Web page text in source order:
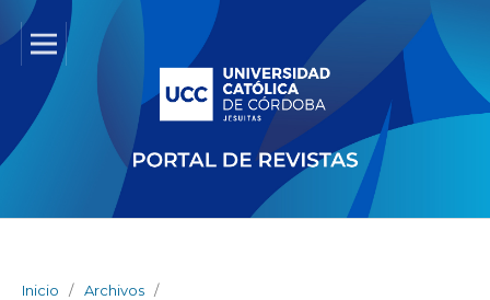
Inicio / Archivos /